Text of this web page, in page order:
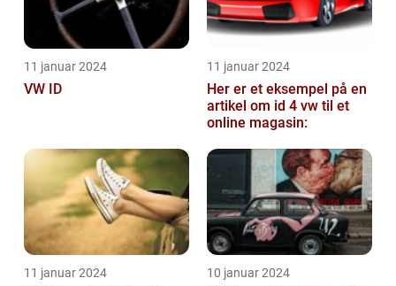
11 januar 2024
VW ID
11 januar 2024
Her er et eksempel på en
artikel om id 4 vw til et
online magasin:
11 januar 2024 10 januar 2024